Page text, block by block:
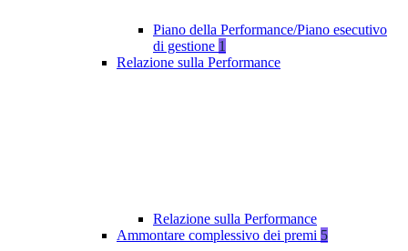
Piano della Performance/Piano esecutivo
di gestione 1
Relazione sulla Performance
Relazione sulla Performance
Ammontare complessivo dei premi 5